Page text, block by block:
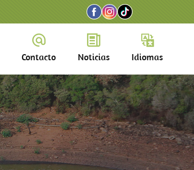
Contacto Noticias Idiomas